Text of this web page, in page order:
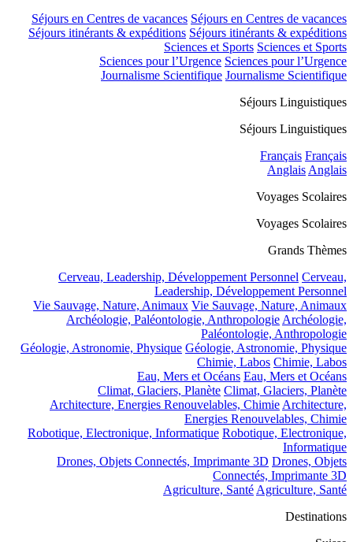
Séjours en Centres de vacances Séjours en Centres de vacances
Séjours itinérants & expéditions Séjours itinérants & expéditions
Sciences et Sports Sciences et Sports
Sciences pour l’Urgence Sciences pour l’Urgence
Journalisme Scientifique Journalisme Scientifique
Séjours Linguistiques
Séjours Linguistiques
Français Français
AnglaisAnglais
Voyages Scolaires
Voyages Scolaires
Grands Thèmes
Cerveau, Leadership, Développement Personnel Cerveau,
Leadership, Développement Personnel
Vie Sauvage, Nature, Animaux Vie Sauvage, Nature, Animaux
Archéologie, Paléontologie, AnthropologieArchéologie,
Paléontologie, Anthropologie
Géologie, Astronomie, Physique Géologie, Astronomie, Physique
Chimie, Labos Chimie, Labos
Eau, Mers et Océans Eau, Mers et Océans
Climat, Glaciers, Planète Climat, Glaciers, Planète
Architecture, Energies Renouvelables, ChimieArchitecture,
Energies Renouvelables, Chimie
Robotique, Electronique, Informatique Robotique, Electronique,
Informatique
Drones, Objets Connectés, Imprimante 3D Drones, Objets
Connectés, Imprimante 3D
Agriculture, SantéAgriculture, Santé
Destinations